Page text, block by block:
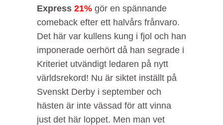
Express 21% gör en spännande
comeback efter ett halvårs frånvaro.
Det här var kullens kung i fjol och han
imponerade oerhört då han segrade i
Kriteriet utvändigt ledaren på nytt
världsrekord! Nu är siktet inställt på
Svenskt Derby i september och
hästen är inte vässad för att vinna
just det här loppet. Men man vet